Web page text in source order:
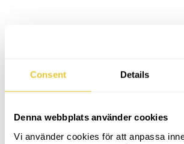
Consent Details
Denna webbplats använder cookies
Vi använder cookies för att anpassa